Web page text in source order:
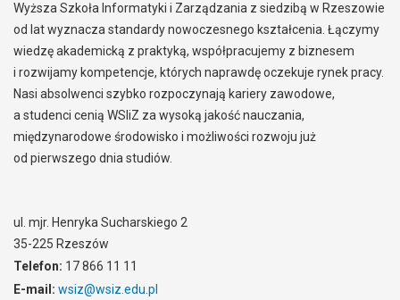
Wyższa Szkoła Informatyki i Zarządzania z siedzibą w Rzeszowie
od lat wyznacza standardy nowoczesnego kształcenia. Łączymy
wiedzę akademicką z praktyką, współpracujemy z biznesem
i rozwijamy kompetencje, których naprawdę oczekuje rynek pracy.
Nasi absolwenci szybko rozpoczynają kariery zawodowe,
a studenci cenią WSIiZ za wysoką jakość nauczania,
międzynarodowe środowisko i możliwości rozwoju już
od pierwszego dnia studiów.
ul. mjr. Henryka Sucharskiego 2
35-225 Rzeszów
Telefon: 17 866 11 11
E-mail: wsiz@wsiz.edu.pl